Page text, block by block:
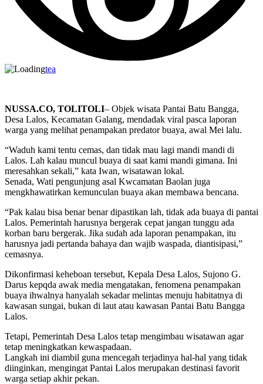
tea
NUSSA.CO, TOLITOLI– Objek wisata Pantai Batu Bangga,
Desa Lalos, Kecamatan Galang, mendadak viral pasca laporan
warga yang melihat penampakan predator buaya, awal Mei lalu.
“Waduh kami tentu cemas, dan tidak mau lagi mandi mandi di
Lalos. Lah kalau muncul buaya di saat kami mandi gimana. Ini
meresahkan sekali,” kata Iwan, wisatawan lokal.
Senada, Wati pengunjung asal Kwcamatan Baolan juga
mengkhawatirkan kemunculan buaya akan membawa bencana.
“Pak kalau bisa benar benar dipastikan lah, tidak ada buaya di pantai
Lalos. Pemerintah harusnya bergerak cepat jangan tunggu ada
korban baru bergerak. Jika sudah ada laporan penampakan, itu
harusnya jadi pertanda bahaya dan wajib waspada, diantisipasi,”
cemasnya.
Dikonfirmasi keheboan tersebut, Kepala Desa Lalos, Sujono G.
Darus kepqda awak media mengatakan, fenomena penampakan
buaya ihwalnya hanyalah sekadar melintas menuju habitatnya di
kawasan sungai, bukan di laut atau kawasan Pantai Batu Bangga
Lalos.
Tetapi, Pemerintah Desa Lalos tetap mengimbau wisatawan agar
tetap meningkatkan kewaspadaan.
Langkah ini diambil guna mencegah terjadinya hal-hal yang tidak
diinginkan, mengingat Pantai Lalos merupakan destinasi favorit
warga setiap akhir pekan.